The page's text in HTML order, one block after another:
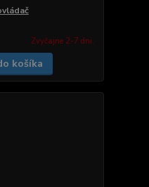
Zvyčajne 2-7 dni.
košíka